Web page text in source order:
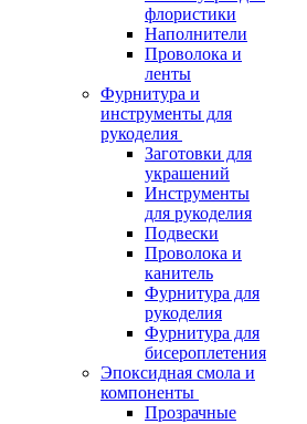
флористики
Наполнители
Проволока и
ленты
Фурнитура и
инструменты для
рукоделия
Заготовки для
украшений
Инструменты
для рукоделия
Подвески
Проволока и
канитель
Фурнитура для
рукоделия
Фурнитура для
бисероплетения
Эпоксидная смола и
компоненты
Прозрачные